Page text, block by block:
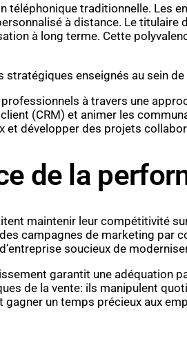
téléphonique traditionnelle. Les
à distance. Le titulaire
à long terme. Cette
enseignés au sein
à travers une
(CRM) et animer les
et développer des projets
de la
maintenir leur compétitivité
campagnes de marketing par
soucieux de
garantit une adéquation
de la vente: ils manipulent
un temps précieux aux